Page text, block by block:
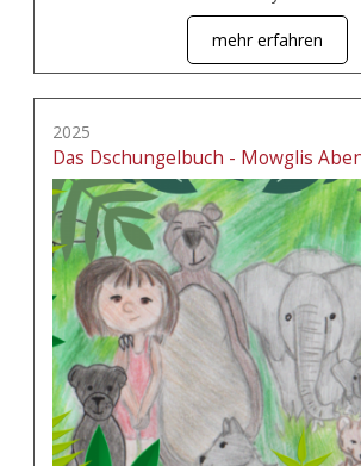
mehr erfahren
2025
Das Dschungelbuch - Mowglis